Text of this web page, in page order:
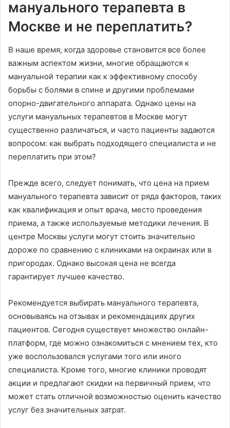
мануального терапевта в
Москве и не переплатить?
В наше время, когда здоровье становится все более
важным аспектом жизни, многие обращаются к
мануальной терапии как к эффективному способу
борьбы с болями в спине и другими проблемами
опорно-двигательного аппарата. Однако цены на
услуги мануальных терапевтов в Москве могут
существенно различаться, и часто пациенты задаются
вопросом: как выбрать подходящего специалиста и не
переплатить при этом?
Прежде всего, следует понимать, что цена на прием
мануального терапевта зависит от ряда факторов, таких
как квалификация и опыт врача, место проведения
приема, а также используемые методики лечения. В
центре Москвы услуги могут стоить значительно
дороже по сравнению с клиниками на окраинах или в
пригородах. Однако высокая цена не всегда
гарантирует лучшее качество.
Рекомендуется выбирать мануального терапевта,
основываясь на отзывах и рекомендациях других
пациентов. Сегодня существует множество онлайн-
платформ, где можно ознакомиться с мнением тех, кто
уже воспользовался услугами того или иного
специалиста. Кроме того, многие клиники проводят
акции и предлагают скидки на первичный прием, что
может стать отличной возможностью оценить качество
услуг без значительных затрат.